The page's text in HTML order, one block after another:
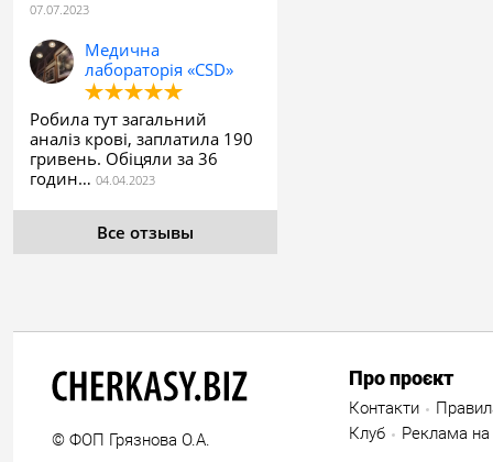
Медична
лабораторія «CSD»
Робила тут загальний
аналіз крові, заплатила 190
гривень. Обіцяли за 36
годин…
Все отзывы
© ФОП Грязнова О.А.
Про проєкт
Контакти
Клуб
Реклама на